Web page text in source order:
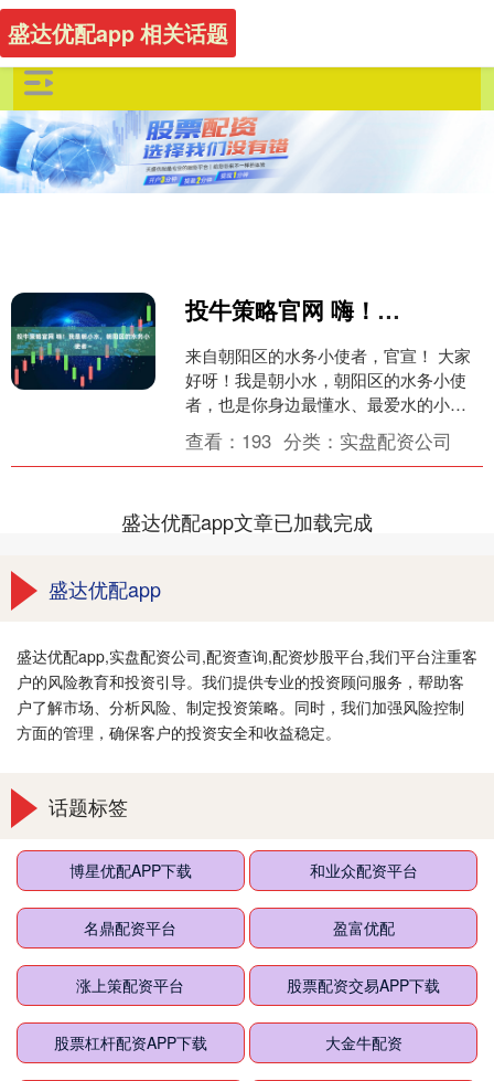
盛达优配app 相关话题
投牛策略官网 嗨！我是朝小水，朝阳区的水务小使者～
来自朝阳区的水务小使者，官宣！ 大家
好呀！我是朝小水，朝阳区的水务小使
者，也是你身边最懂水、最爱水的小管
家~ 形象 快来认识一下吧 朝小水 我的标
准证件照 我是....
查看： 193 分类： 实盘配资公司
盛达优配app文章已加载完成
盛达优配app
盛达优配app,实盘配资公司,配资查询,配资炒股平台,我们平台注重客
户的风险教育和投资引导。我们提供专业的投资顾问服务，帮助客
户了解市场、分析风险、制定投资策略。同时，我们加强风险控制
方面的管理，确保客户的投资安全和收益稳定。
话题标签
博星优配APP下载 和业众配资平台
名鼎配资平台 盈富优配
涨上策配资平台 股票配资交易APP下载
股票杠杆配资APP下载 大金牛配资